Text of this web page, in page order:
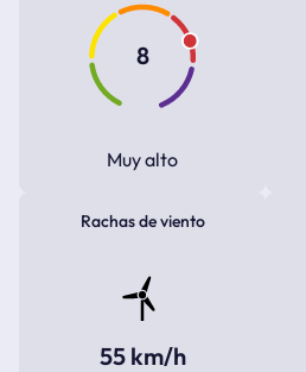
8
Muy alto
Rachas de viento
55 km/h